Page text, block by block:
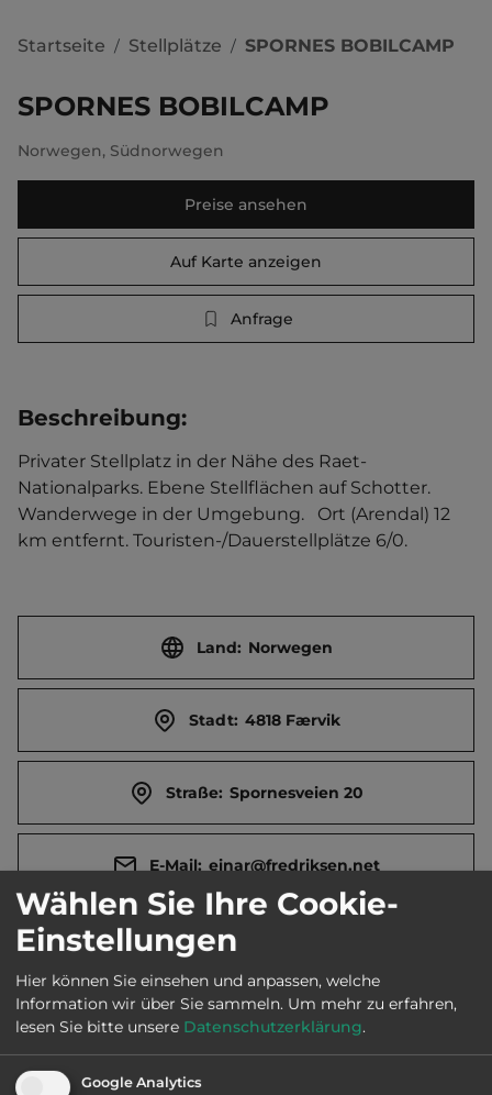
Startseite / Stellplätze / SPORNES BOBILCAMP
SPORNES BOBILCAMP
Norwegen, Südnorwegen
Preise ansehen
Auf Karte anzeigen
Anfrage
Beschreibung:
Privater Stellplatz in der Nähe des Raet-
Nationalparks. Ebene Stellflächen auf Schotter.
Wanderwege in der Umgebung.   Ort (Arendal) 12
km entfernt. Touristen-/Dauerstellplätze 6/0.
Land: Norwegen
Stadt: 4818 Færvik
Straße: Spornesveien 20
E-Mail: einar@fredriksen.net
Telefon:
Webseite: www.spornescamp.no
Öffnungszeiten:
Wählen Sie Ihre Cookie-
Einstellungen
Hier können Sie einsehen und anpassen, welche
Information wir über Sie sammeln. Um mehr zu erfahren,
lesen Sie bitte unsere Datenschutzerklärung.
Google Analytics